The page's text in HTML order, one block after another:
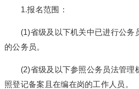
1.报名范围：
(1)省级及以下机关中已进行公务
的公务员。
(2)省级及以下参照公务员法管理
照登记备案且在编在岗的工作人员。